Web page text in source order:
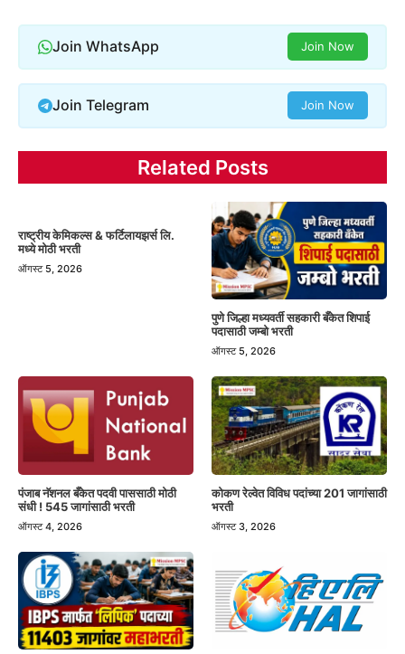
Join WhatsApp Join Now
Join Telegram Join Now
Related Posts
राष्ट्रीय केमिकल्स & फर्टिलायझर्स लि.
मध्ये मोठी भरती
ऑगस्ट 5, 2026
पुणे जिल्हा मध्यवर्ती सहकारी बँकेत शिपाई
पदासाठी जम्बो भरती
ऑगस्ट 5, 2026
पंजाब नॅशनल बँकेत पदवी पाससाठी मोठी
संधी ! 545 जागांसाठी भरती
ऑगस्ट 4, 2026
कोकण रेल्वेत विविध पदांच्या 201 जागांसाठी
भरती
ऑगस्ट 3, 2026